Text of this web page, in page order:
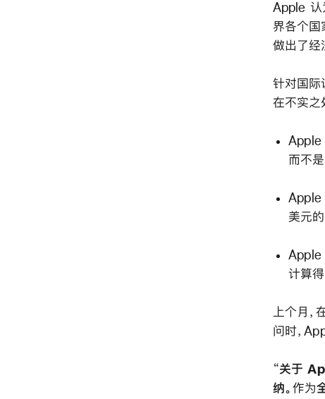
Apple 认
界各个国
做出了经
针对国际
在不实之
Apple
而不
Apple
美元
Apple
计算得
上个月
问时，
“关于
纳。 作为